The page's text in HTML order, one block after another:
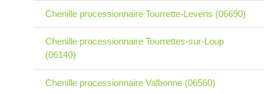
Chenille processionnaire Tourrette-Levens (06690)
Chenille processionnaire Tourrettes-sur-Loup
(06140)
Chenille processionnaire Valbonne (06560)